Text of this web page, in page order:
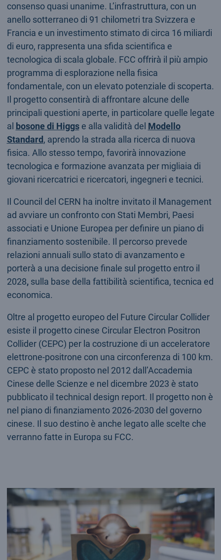
consenso quasi unanime. L’infrastruttura, con un
anello sotterraneo di 91 chilometri tra Svizzera e
Francia e un investimento stimato di circa 16 miliardi
di euro, rappresenta una sfida scientifica e
tecnologica di scala globale. FCC offrirà il più ampio
programma di esplorazione nella fisica
fondamentale, con un elevato potenziale di scoperta.
Il progetto consentirà di affrontare alcune delle
principali questioni aperte, in particolare quelle legate
al bosone di Higgse alla validità del Modello
Standard, aprendo la strada alla ricerca di nuova
fisica. Allo stesso tempo, favorirà innovazione
tecnologica e formazione avanzata per migliaia di
giovani ricercatrici e ricercatori, ingegneri e tecnici.
Il Council del CERN ha inoltre invitato il Management
ad avviare un confronto con Stati Membri, Paesi
associati e Unione Europea per definire un piano di
finanziamento sostenibile. Il percorso prevede
relazioni annuali sullo stato di avanzamento e
porterà a una decisione finale sul progetto entro il
2028,sulla base della fattibilità scientifica, tecnica ed
economica.
Oltre al progetto europeo del Future Circular Collider
esiste il progetto cinese Circular Electron Positron
Collider (CEPC) per la costruzione di un acceleratore
elettrone-positrone con una circonferenza di 100 km.
CEPC è stato proposto nel 2012 dall’Accademia
Cinese delle Scienze e nel dicembre 2023 è stato
pubblicato il technical design report. Il progetto non è
nel piano di finanziamento 2026-2030 del governo
cinese. Il suo destino è anche legato alle scelte che
verranno fatte in Europa su FCC.